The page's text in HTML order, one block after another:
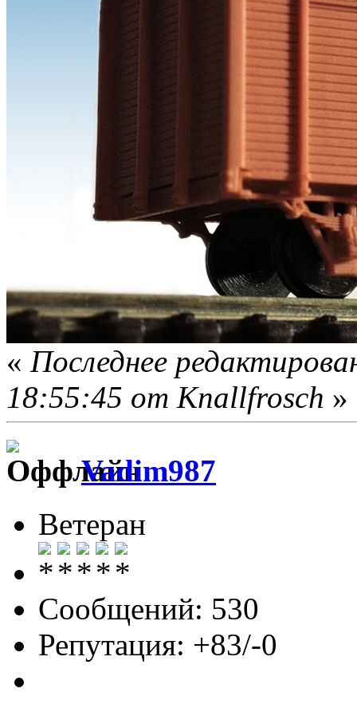
« Последнее
18:55:45 от Knallfrosch »
Vadim987
Ветеран
Сообщений: 530
Репутация: +83/-0